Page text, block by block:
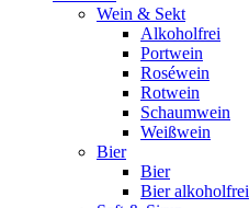
Wein & Sekt
Alkoholfrei
Portwein
Roséwein
Rotwein
Schaumwein
Weißwein
Bier
Bier
Bier alkoholfrei